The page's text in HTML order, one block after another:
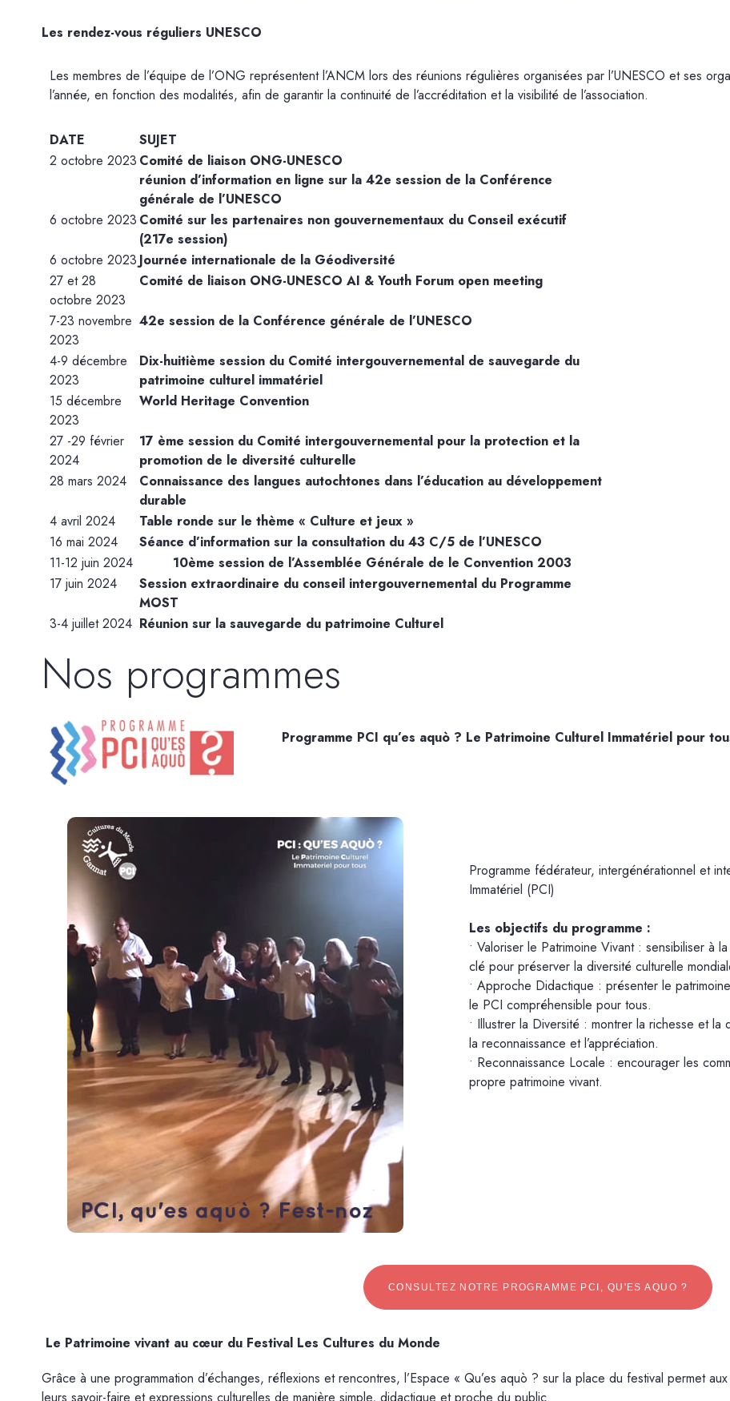
Les rendez-vous réguliers UNESCO
Les membres de l’équipe de l’ONG représentent l’ANCM lors des réunions régulières organisées par l’UNESCO et ses
l’année, en fonction des modalités, afin de garantir la continuité de l’accréditation et la visibilité de l’association.
DATE
SUJET
2 octobre 2023 Comité de liaison ONG-UNESCO
réunion d’information en ligne sur la 42e session de la Conférence
générale de l’UNESCO
6 octobre 2023 Comité sur les partenaires non gouvernementaux du Conseil exécutif
(217e session)
6 octobre 2023 Journée internationale de la Géodiversité
27 et 28
octobre 2023
Comité de liaison ONG-UNESCO AI & Youth Forum open meeting
7-23 novembre
2023
42e session de la Conférence générale de l’UNESCO
4-9 décembre
2023
Dix-huitième session du Comité intergouvernemental de sauvegarde du
patrimoine culturel immatériel
15 décembre
2023
World Heritage Convention
27 -29 février
2024
17 ème session du Comité intergouvernemental pour la protection et la
promotion de le diversité culturelle
28 mars 2024
Connaissance des langues autochtones dans l’éducation au développement
durable
4 avril 2024
Table ronde sur le thème « Culture et jeux »
16 mai 2024
Séance d’information sur la consultation du 43 C/5 de l’UNESCO
11-12 juin 2024
10ème session de l’Assemblée Générale de le Convention 2003
17 juin 2024
Session extraordinaire du conseil intergouvernemental du Programme
MOST
3-4 juillet 2024 Réunion sur la sauvegarde du patrimoine Culturel
Nos programmes
Programme PCI qu’es aquò ? Le Patrimoine Culturel Immatériel pour
Programme fédérateur, intergénérationnel et
Immatériel (PCI)
Les objectifs du programme :
• Valoriser le Patrimoine Vivant : sensibiliser à
clé pour préserver la diversité culturelle
• Approche Didactique : présenter le
le PCI compréhensible pour tous.
• Illustrer la Diversité : montrer la richesse et
la reconnaissance et l’appréciation.
• Reconnaissance Locale : encourager les
propre patrimoine vivant.
CONSULTEZ NOTRE PROGRAMME PCI, QU'ES AQUO ?
Le Patrimoine vivant au cœur du Festival Les Cultures du Monde
Grâce à une programmation d’échanges, réflexions et rencontres, l’Espace « Qu’es aquò ? sur la place du festival permet